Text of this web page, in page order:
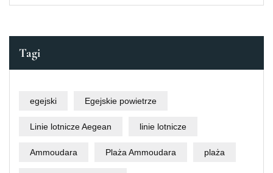
Tagi
egejski Egejskie powietrze
Linie lotnicze Aegean linie lotnicze
Ammoudara Plaża Ammoudara plaża